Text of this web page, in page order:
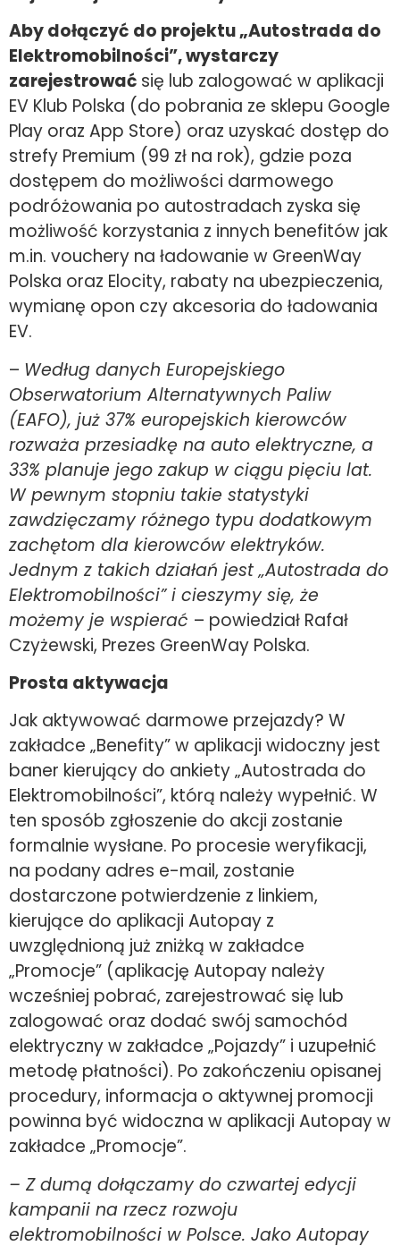
Aby dołączyć do projektu „Autostrada do
Elektromobilności”, wystarczy
zarejestrować się lub zalogować w aplikacji
EV Klub Polska (do pobrania ze sklepu Google
Play oraz App Store) oraz uzyskać dostęp do
strefy Premium (99 zł na rok), gdzie poza
dostępem do możliwości darmowego
podróżowania po autostradach zyska się
możliwość korzystania z innych benefitów jak
m.in. vouchery na ładowanie w GreenWay
Polska oraz Elocity, rabaty na ubezpieczenia,
wymianę opon czy akcesoria do ładowania
EV.
– Według danych Europejskiego
Obserwatorium Alternatywnych Paliw
(EAFO), już 37% europejskich kierowców
rozważa przesiadkę na auto elektryczne, a
33% planuje jego zakup w ciągu pięciu lat.
W pewnym stopniu takie statystyki
zawdzięczamy różnego typu dodatkowym
zachętom dla kierowców elektryków.
Jednym z takich działań jest „Autostrada do
Elektromobilności” i cieszymy się, że
możemy je wspierać – powiedział Rafał
Czyżewski, Prezes GreenWay Polska.
Prosta aktywacja
Jak aktywować darmowe przejazdy? W
zakładce „Benefity” w aplikacji widoczny jest
baner kierujący do ankiety „Autostrada do
Elektromobilności”, którą należy wypełnić. W
ten sposób zgłoszenie do akcji zostanie
formalnie wysłane. Po procesie weryfikacji,
na podany adres e-mail, zostanie
dostarczone potwierdzenie z linkiem,
kierujące do aplikacji Autopay z
uwzględnioną już zniżką w zakładce
„Promocje” (aplikację Autopay należy
wcześniej pobrać, zarejestrować się lub
zalogować oraz dodać swój samochód
elektryczny w zakładce „Pojazdy” i uzupełnić
metodę płatności). Po zakończeniu opisanej
procedury, informacja o aktywnej promocji
powinna być widoczna w aplikacji Autopay w
zakładce „Promocje”.
– Z dumą dołączamy do czwartej edycji
kampanii na rzecz rozwoju
elektromobilności w Polsce. Jako Autopay